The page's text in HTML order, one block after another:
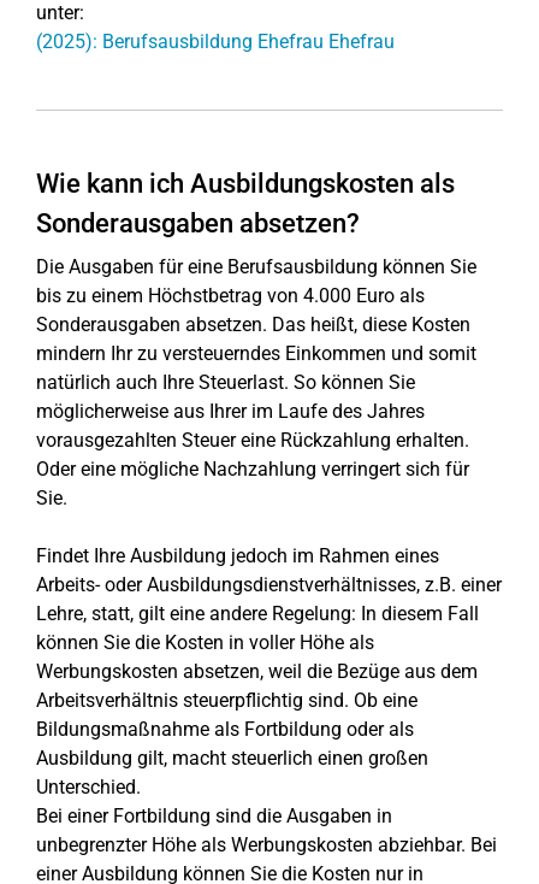
unter:
(2025): Berufsausbildung Ehefrau Ehefrau
Wie kann ich Ausbildungskosten als
Sonderausgaben absetzen?
Die Ausgaben für eine Berufsausbildung können Sie
bis zu einem Höchstbetrag von 4.000 Euro als
Sonderausgaben absetzen. Das heißt, diese Kosten
mindern Ihr zu versteuerndes Einkommen und somit
natürlich auch Ihre Steuerlast. So können Sie
möglicherweise aus Ihrer im Laufe des Jahres
vorausgezahlten Steuer eine Rückzahlung erhalten.
Oder eine mögliche Nachzahlung verringert sich für
Sie.
Findet Ihre Ausbildung jedoch im Rahmen eines
Arbeits- oder Ausbildungsdienstverhältnisses, z.B. einer
Lehre, statt, gilt eine andere Regelung: In diesem Fall
können Sie die Kosten in voller Höhe als
Werbungskosten absetzen, weil die Bezüge aus dem
Arbeitsverhältnis steuerpflichtig sind. Ob eine
Bildungsmaßnahme als Fortbildung oder als
Ausbildung gilt, macht steuerlich einen großen
Unterschied.
Bei einer Fortbildung sind die Ausgaben in
unbegrenzter Höhe als Werbungskosten abziehbar. Bei
einer Ausbildung können Sie die Kosten nur in